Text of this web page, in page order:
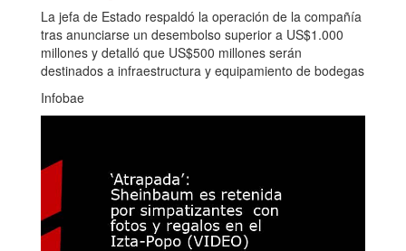
La jefa de Estado respaldó la operación de la compañía
tras anunciarse un desembolso superior a US$1.000
millones y detalló que US$500 millones serán
destinados a infraestructura y equipamiento de bodegas
Infobae